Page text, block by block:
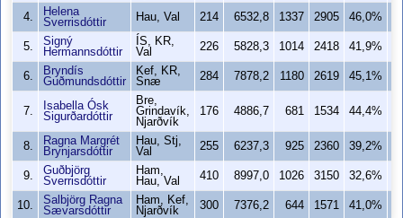
4.
Helena
Sverrisdóttir
Hau, Val 214 6532,8 1337 2905 46,0%
5.
Signý
Hermannsdóttir
ÍS, KR,
Val
226 5828,3 1014 2418 41,9%
6.
Bryndís
Guðmundsdóttir
Kef, KR,
Snæ
284 7878,2 1180 2619 45,1%
7.
Isabella Ósk
Sigurðardóttir
Bre,
Grindavík,
Njarðvík
176 4886,7 681 1534 44,4%
8.
Ragna Margrét
Brynjarsdóttir
Hau, Stj,
Val
255 6237,3 925 2360 39,2%
9.
Guðbjörg
Sverrisdóttir
Ham,
Hau, Val
410 8997,0 1026 3150 32,6%
10.
Salbjörg Ragna
Sævarsdóttir
Ham, Kef,
Njarðvík
300 7376,2 644 1571 41,0%